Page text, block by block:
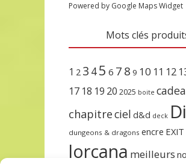
Powered by Google Maps Widget
Mots clés
1 2 3 45 6 7 8 9 10 11 12
17 18 19 20 2025 boite
chapitreciel d&d deck
dungeons & dragons encre EXIT
lorcana meilleurs